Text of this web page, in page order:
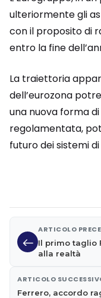
ulteriormente gli
con il proposito di
entro la fine
La traiettoria
dell’eurozona
una nuova forma
regolamentata,
futuro dei sistemi
ARTICOLO
Il primo taglio
alla realtà
ARTICOLO
Ferrero, accordo